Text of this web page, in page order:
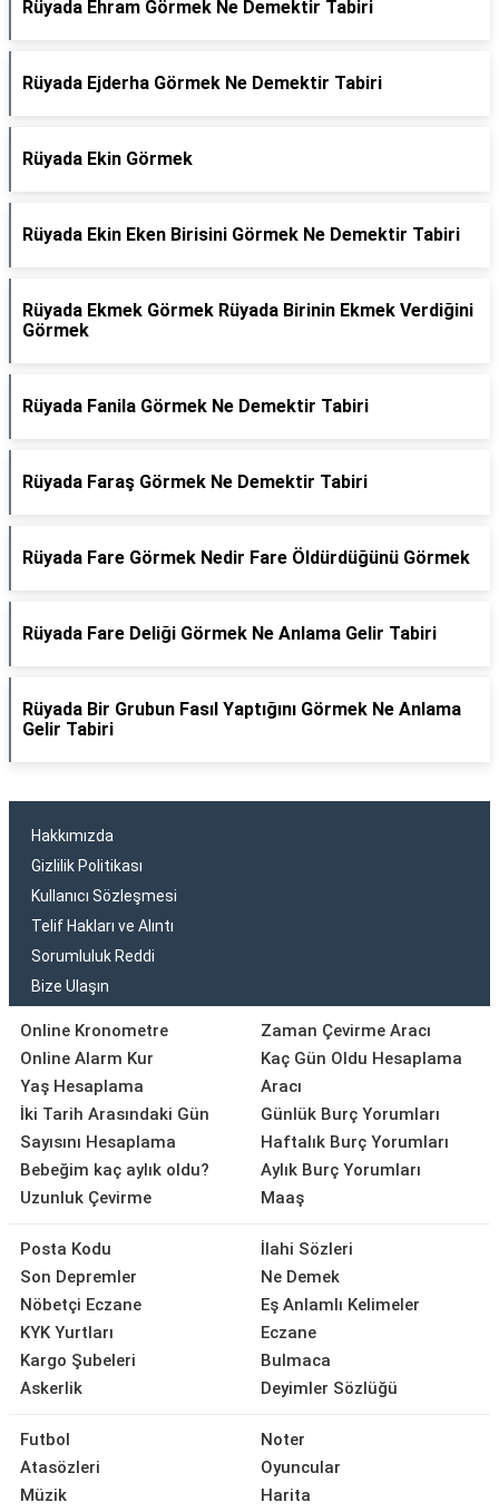
Rüyada Ehram Görmek Ne Demektir Tabiri
Rüyada Ejderha Görmek Ne Demektir Tabiri
Rüyada Ekin Görmek
Rüyada Ekin Eken Birisini Görmek Ne Demektir Tabiri
Rüyada Ekmek Görmek Rüyada Birinin Ekmek Verdiğini
Görmek
Rüyada Fanila Görmek Ne Demektir Tabiri
Rüyada Faraş Görmek Ne Demektir Tabiri
Rüyada Fare Görmek Nedir Fare Öldürdüğünü Görmek
Rüyada Fare Deliği Görmek Ne Anlama Gelir Tabiri
Rüyada Bir Grubun Fasıl Yaptığını Görmek Ne Anlama
Gelir Tabiri
Hakkımızda
Gizlilik Politikası
Kullanıcı Sözleşmesi
Telif Hakları ve Alıntı
Sorumluluk Reddi
Bize Ulaşın
Online Kronometre
Online Alarm Kur
Yaş Hesaplama
İki Tarih Arasındaki Gün
Sayısını Hesaplama
Bebeğim kaç aylık oldu?
Uzunluk Çevirme
Zaman Çevirme Aracı
Kaç Gün Oldu Hesaplama
Aracı
Günlük Burç Yorumları
Haftalık Burç Yorumları
Aylık Burç Yorumları
Maaş
Posta Kodu
Son Depremler
Nöbetçi Eczane
KYK Yurtları
Kargo Şubeleri
Askerlik
İlahi Sözleri
Ne Demek
Eş Anlamlı Kelimeler
Eczane
Bulmaca
Deyimler Sözlüğü
Futbol
Atasözleri
Müzik
Noter
Oyuncular
Harita